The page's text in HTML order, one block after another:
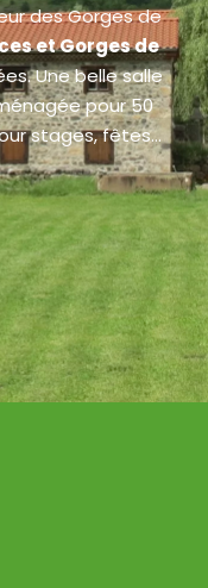
des Gorges de
et Gorges de
Une belle salle
pour 50
stages, fêtes…